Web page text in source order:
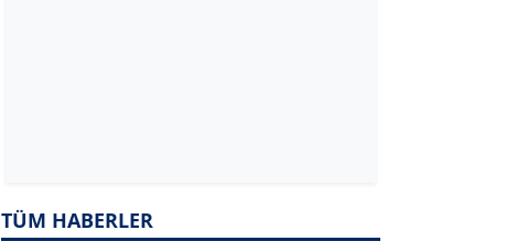
TUĞÇE TUĞSAVUL BAYSOY
TÜM HABERLER